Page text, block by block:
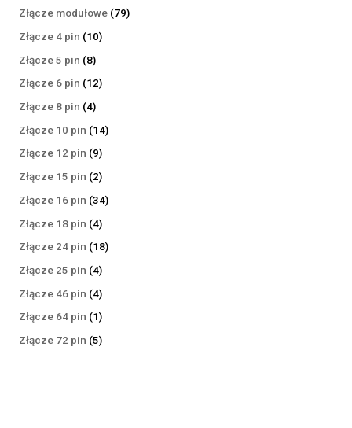
produkty
Złącze modułowe 7979
Złącze 4 pin 1010
Złącze 5 pin 88
produktów
Złącze 6 pin 1212
Złącze 8 pin 44
produkty
Złącze 10 pin 1414
Złącze 12 pin 99
produktów
Złącze 15 pin 22
produkty
Złącze 16 pin 3434
Złącze 18 pin 44
produkty
Złącze 24 pin 1818
Złącze 25 pin 44
produkty
Złącze 46 pin 44
produkty
Złącze 64 pin 11
produkt
Złącze 72 pin 55